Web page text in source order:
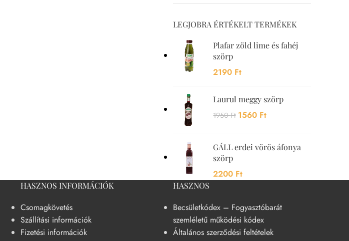
LEGJOBRA ÉRTÉKELT TERMÉKEK
Plafar zöld lime és fahéj
szörp
2190 Ft
Laurul meggy szörp
1950Ft 1560 Ft
GÁLL erdei vörös áfonya
szörp
2200 Ft
HASZNOS INFORMÁCIÓK
Csomagkövetés
Szállítási információk
Fizetési információk
HASZNOS
Becsületkódex – Fogyasztóbarát
szemléletű működési kódex
Általános szerződési feltételek